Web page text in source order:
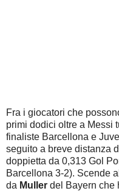
Fra i giocatori che
primi dodici oltre a Messi
finaliste Barcellona e
seguito a breve distanza
doppietta da 0,313 Gol
Barcellona 3-2). Scende
da Muller del Bayern che